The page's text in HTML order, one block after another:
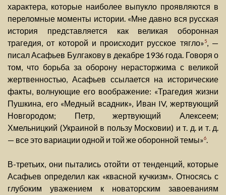
характера, которые наиболее выпукло проявляются в
переломные моменты истории. «Мне давно вся русская
история представляется как великая оборонная
трагедия, от которой и происходит русское тягло»5, —
писал Асафьев Булгакову в декабре 1936 года. Говоря о
том, что борьба за оборону нерасторжима с великой
жертвенностью, Асафьев ссылается на исторические
факты, волнующие его воображение: «Трагедия жизни
Пушкина, его «Медный всадник», Иван IV, жертвующий
Новгородом; Петр, жертвующий Алексеем;
Хмельницкий (Украиной в пользу Московии) и т. д. и т. д.
— все это вариации одной и той же оборонной темы»6.
В-третьих, они пытались отойти от тенденций, которые
Асафьев определил как «квасной кучкизм». Относясь с
глубоким уважением к новаторским завоеваниям